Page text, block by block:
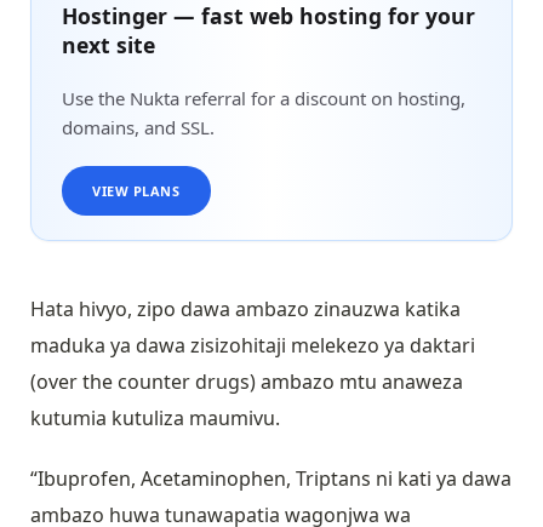
Hostinger — fast web hosting for your
next site
Use the Nukta referral for a discount on hosting,
domains, and SSL.
VIEW PLANS
Hata hivyo, zipo dawa ambazo zinauzwa katika
maduka ya dawa zisizohitaji melekezo ya daktari
(over the counter drugs) ambazo mtu anaweza
kutumia kutuliza maumivu.
“Ibuprofen, Acetaminophen, Triptans ni kati ya dawa
ambazo huwa tunawapatia wagonjwa wa